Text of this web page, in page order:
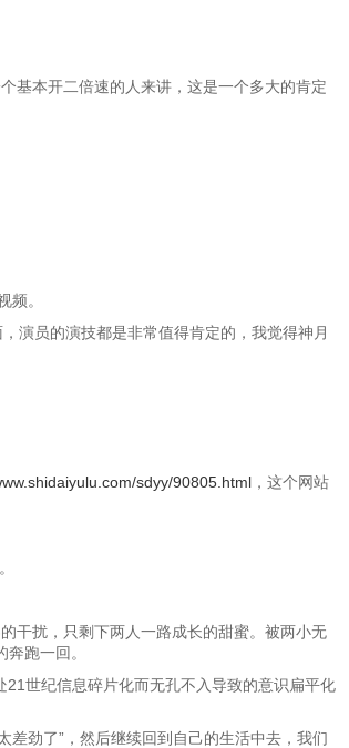
基本开二倍速的人来讲，这是一个多大的肯定
频。
演员的演技都是非常值得肯定的，我觉得神月
sdyy/90805.html ，这个网站
干扰，只剩下两人一路成长的甜蜜。被两小无
跑一回。
世纪信息碎片化而无孔不入导致的意识扁平化
劲了”，然后继续回到自己的生活中去，我们